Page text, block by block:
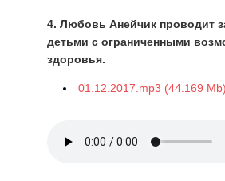
4. Любовь Анейчик проводит
детьми с ограниченными
здоровья.
01.12.2017.mp3 (44.169 Mb)